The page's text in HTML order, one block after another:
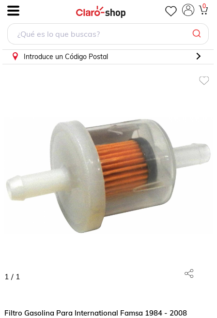
0
Introduce un Código Postal
1 / 1
Filtro Gasolina Para International Famsa 1984 - 2008